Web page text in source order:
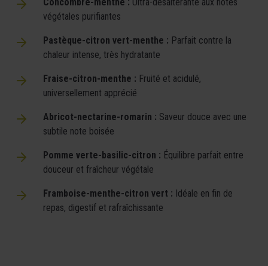
végétales purifiantes
Pastèque-citron vert-menthe : Parfait contre la
chaleur intense, très hydratante
Fraise-citron-menthe : Fruité et acidulé,
universellement apprécié
Abricot-nectarine-romarin : Saveur douce avec une
subtile note boisée
Pomme verte-basilic-citron : Équilibre parfait entre
douceur et fraîcheur végétale
Framboise-menthe-citron vert : Idéale en fin de
repas, digestif et rafraîchissante